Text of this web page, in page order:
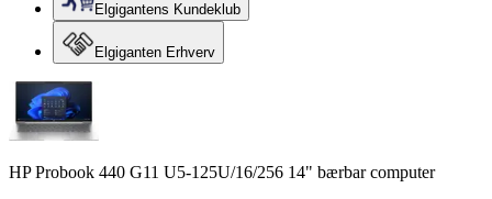
Elgigantens Kundeklub
Elgiganten Erhverv
HP Probook 440 G11 U5-125U/16/256 14" bærbar computer